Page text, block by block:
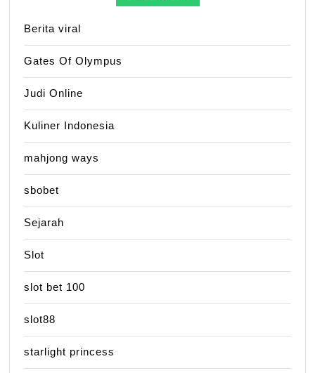
Berita viral
Gates Of Olympus
Judi Online
Kuliner Indonesia
mahjong ways
sbobet
Sejarah
Slot
slot bet 100
slot88
starlight princess